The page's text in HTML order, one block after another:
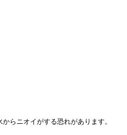
らニオイがする恐れがあります。